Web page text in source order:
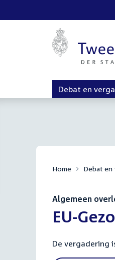
Debat en
Home Debat en
Algemeen
:EU-
De vergadering